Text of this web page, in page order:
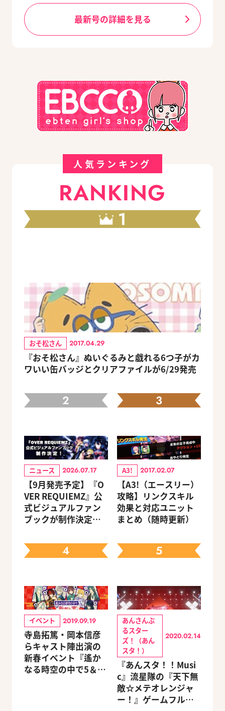
最新号の詳細を見る
人気ランキング
RANKING
1
おそ松さん 2017.04.29
『おそ松さん』ぬいぐるみと戯れる6つ子がカ
ワいい缶バッジとクリアファイルが6/29発売
2
ニュース 2026.07.17
【9月発売予定】『O
VER REQUIEMZ』公
式ビジュアルファン
ブックが制作決定！
る豪華グッズ付き限
定セットも同時発売
3
A3! 2017.02.07
【A3!（エースリー）
攻略】リンクスキル
効果と対応ユニット
まとめ（随時更新）
4
イベント 2019.09.19
寺島拓篤・岡本信彦
らキャスト陣出演の
新春イベント『遙か
なる時空の中で5＆6
5
あんさんぶ
るスター
ズ！（あん
スタ！）
2020.02.14
『あんスタ！！Musi
c』流星隊の『天下無
敵☆メテオレンジャ
ー！』ゲームフルサ